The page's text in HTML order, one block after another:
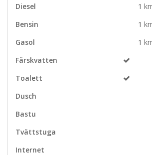
Diesel
1
Bensin
1
Gasol
1
Färskvatten
Toalett
Dusch
Bastu
Tvättstuga
Internet